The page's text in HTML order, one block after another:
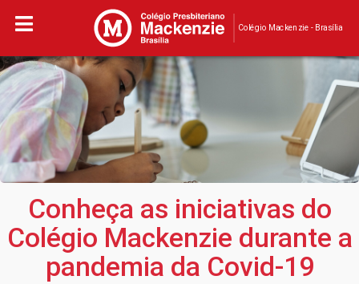
Colégio Mackenzie - Brasília
Conheça as iniciativas do
Colégio Mackenzie durante a
pandemia da Covid-19